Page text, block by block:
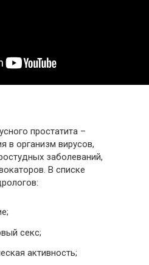
простатита –
в организм вирусов,
заболеваний,
В списке
секс;
активность;